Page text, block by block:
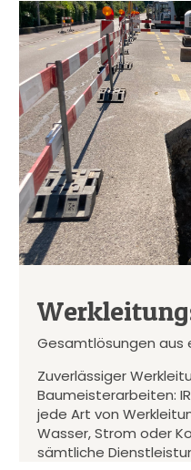
Gesamtlösungen aus
Zuverlässiger
Baumeisterarbeiten:
jede Art von
Wasser, Strom oder
sämtliche